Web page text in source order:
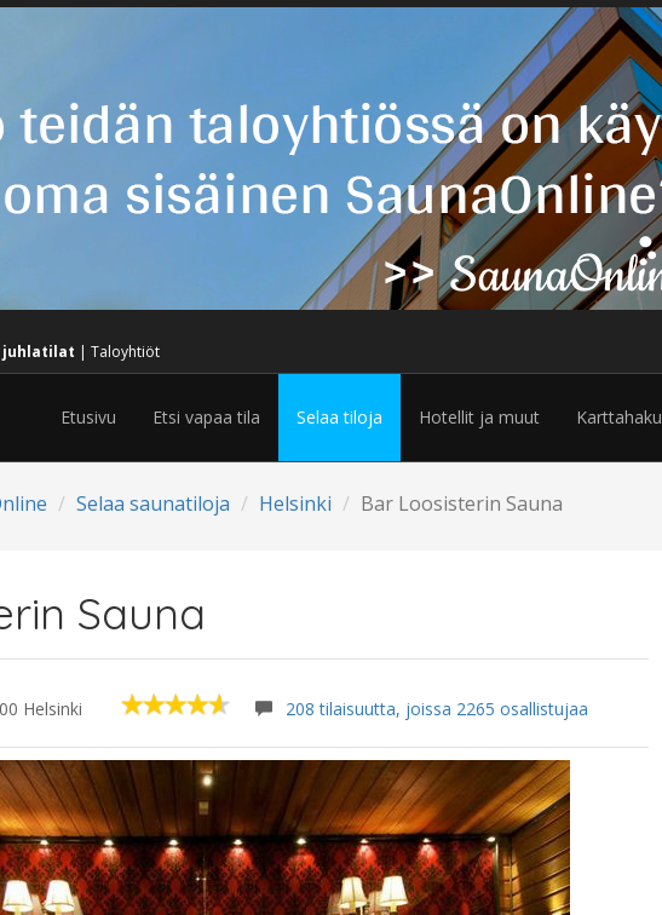
juhlatilat | Taloyhtiöt
Etusivu Etsi vapaa tila Selaa tiloja Hotellit ja muut Karttahaku
Selaa saunatiloja Helsinki Bar Loosisterin Sauna
Sauna
Helsinki 208 tilaisuutta, joissa 2265 osallistujaa